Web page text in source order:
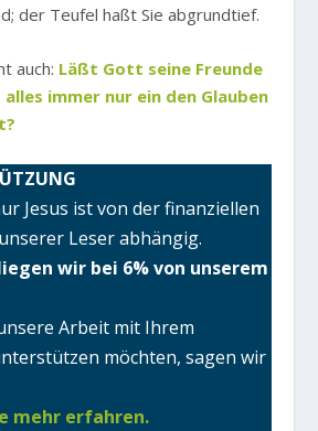
der Teufel haßt Sie abgrundtief.
auch: Läßt Gott seine Freunde
immer nur ein den Glauben
Jesus ist von der finanziellen
Leser abhängig.
wir bei 6% von unserem
Arbeit mit Ihrem
möchten, sagen wir
mehr erfahren.